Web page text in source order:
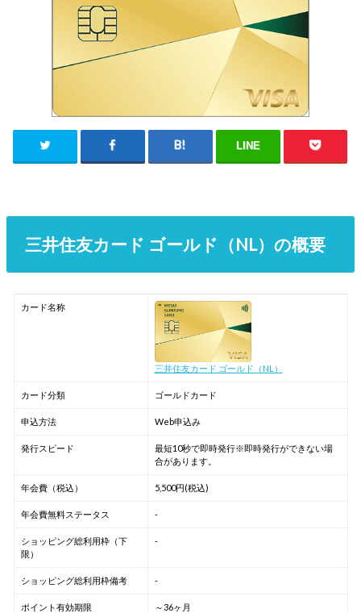
LINE
三井住友カード ゴールド（NL）の概要
カード名称
三井住友カード ゴールド（NL）
カード分類 ゴールドカード
申込方法 Web申込み
発行スピード
最短10秒で即時発行※即時発行ができない場
合があります。
年会費（税込） 5,500円(税込)
年会費無料ステータス -
ショッピング総利用枠（下
限）
-
ショッピング総利用枠備考 -
ポイント有効期限 ～36ヶ月